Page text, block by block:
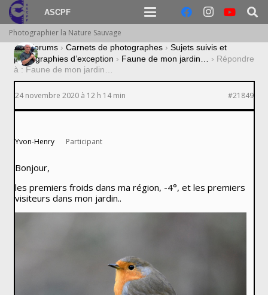
ASCPF
Photographier la Nature Sauvage
› Forums › Carnets de photographes › Sujets suivis et
photographies d’exception › Faune de mon jardin… › Répondre
à : Faune de mon jardin…
24 novembre 2020 à 12 h 14 min #21849
Yvon-Henry Participant
Bonjour,
les premiers froids dans ma région, -4°, et les premiers
visiteurs dans mon jardin..